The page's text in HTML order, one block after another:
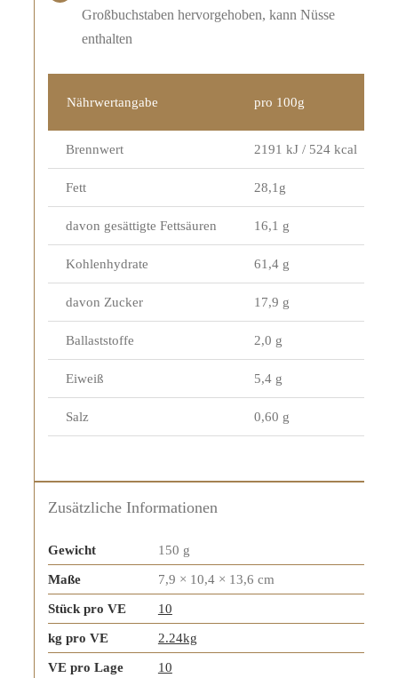
Großbuchstaben hervorgehoben, kann Nüsse
enthalten
Nährwertangabe pro 100g
Brennwert 2191 kJ / 524 kcal
Fett 28,1g
davon gesättigte Fettsäuren 16,1 g
Kohlenhydrate 61,4 g
davon Zucker 17,9 g
Ballaststoffe 2,0 g
Eiweiß 5,4 g
Salz 0,60 g
Zusätzliche Informationen
Gewicht 150 g
Maße 7,9 × 10,4 × 13,6 cm
Stück pro VE 10
kg pro VE 2.24kg
VE pro Lage 10